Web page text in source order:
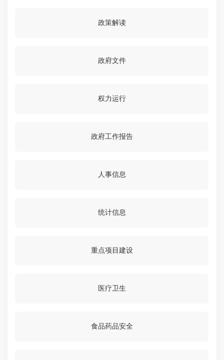
政策解读
政府文件
权力运行
政府工作报告
人事信息
统计信息
重点项目建设
医疗卫生
食品药品安全